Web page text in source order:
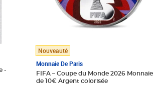
-
Nouveauté
Monnaie De Paris
FIFA – Coupe du Monde 2026 Monnaie
de 10€ Argent colorisée